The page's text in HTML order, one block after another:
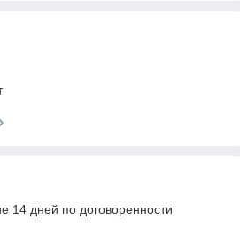
14 дней по договоренности